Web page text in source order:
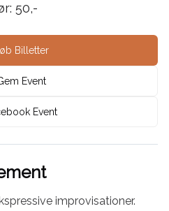
50,-
Billetter
Event
Event
improvisationer.